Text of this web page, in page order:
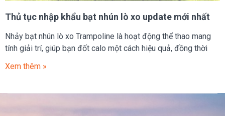
Thủ tục nhập khẩu bạt nhún lò xo update mới nhất
Nhảy bạt nhún lò xo Trampoline là hoạt động thể thao mang
tính giải trí, giúp bạn đốt calo một cách hiệu quả, đồng thời
Xem thêm »